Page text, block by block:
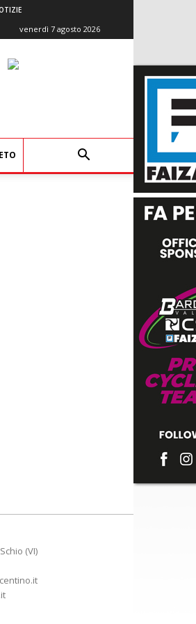
venerdì 7 agosto 2026
(VI)